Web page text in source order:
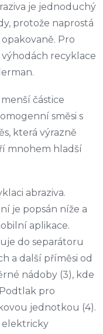
je jednoduchý
protože naprostá
Pro
recyklace
částice
směsi s
která výrazně
mnohem hladší
abraziva.
je popsán níže a
aplikace.
do separátoru
a další příměsi od
nádoby (3), kde
pro
jednotkou (4).
elektricky